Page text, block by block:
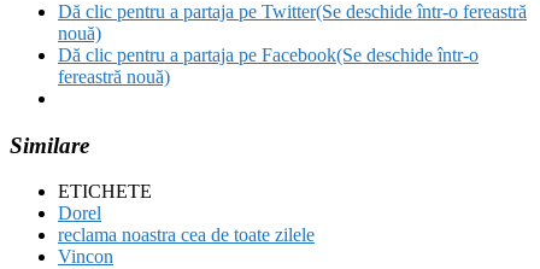
Dă clic pentru a partaja pe Twitter(Se deschide într-o fereastră
nouă)
Dă clic pentru a partaja pe Facebook(Se deschide într-o
fereastră nouă)
Similare
ETICHETE
Dorel
reclama noastra cea de toate zilele
Vincon